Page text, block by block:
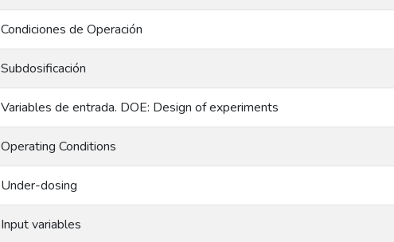
Condiciones de Operación
Subdosificación
Variables de entrada. DOE: Design of experiments
Operating Conditions
Under-dosing
Input variables